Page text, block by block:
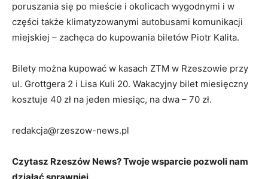
poruszania się po mieście i okolicach wygodnymi i w
części także klimatyzowanymi autobusami komunikacji
miejskiej – zachęca do kupowania biletów Piotr Kalita.
Bilety można kupować w kasach ZTM w Rzeszowie przy
ul. Grottgera 2 i Lisa Kuli 20. Wakacyjny bilet miesięczny
kosztuje 40 zł na jeden miesiąc, na dwa – 70 zł.
redakcja@rzeszow-news.pl
Czytasz Rzeszów News? Twoje wsparcie pozwoli nam